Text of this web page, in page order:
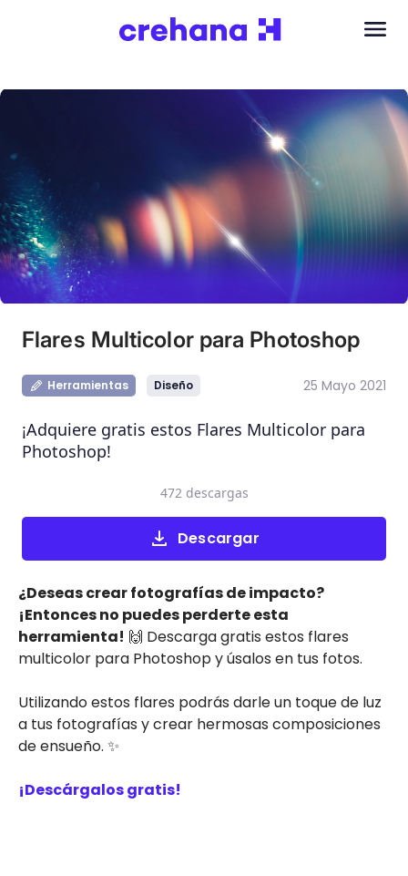
Flares Multicolor para Photoshop
Herramientas Diseño 25 Mayo 2021
¡Adquiere gratis estos Flares Multicolor para
Photoshop!
Descargar
472 descargas
¿Deseas crear fotografías de impacto?
¡Entonces no puedes perderte esta
herramienta! 🙌 Descarga gratis estos flares
multicolor para Photoshop y úsalos en tus fotos.
Utilizando estos flares podrás darle un toque de luz
a tus fotografías y crear hermosas composiciones
de ensueño. ✨
¡Descárgalos gratis!